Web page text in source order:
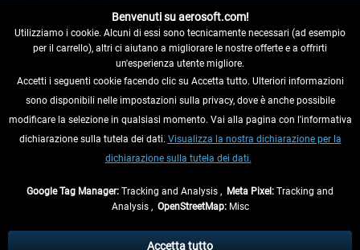
RECEDERE DAL CONTRATTO
INFORMAZIONI
eventualmente le spese di spedizione, se non diversamente descritto.
Benvenuti su aerosoft.com!
Utilizziamo i cookie. Alcuni di essi sono tecnicamente necessari (ad esempio
per il carrello), altri ci aiutano a migliorare le nostre offerte e a offrirti
un'esperienza utente migliore.
Accetti i seguenti cookie facendo clic su Accetta tutto. Ulteriori informazioni
sono disponibili nelle impostazioni sulla privacy, dove è anche possibile
modificare la selezione in qualsiasi momento. Vai alla pagina con l'informativa
dichiarazione sulla tutela dei dati. Visualizza la nostra dichiarazione per la
dichiarazione sulla tutela dei dati.
Google Tag Manager: Tracking and Analysis , Meta Pixel: Tracking and
Analysis , OpenStreetMap:Misc
Accetta tutto